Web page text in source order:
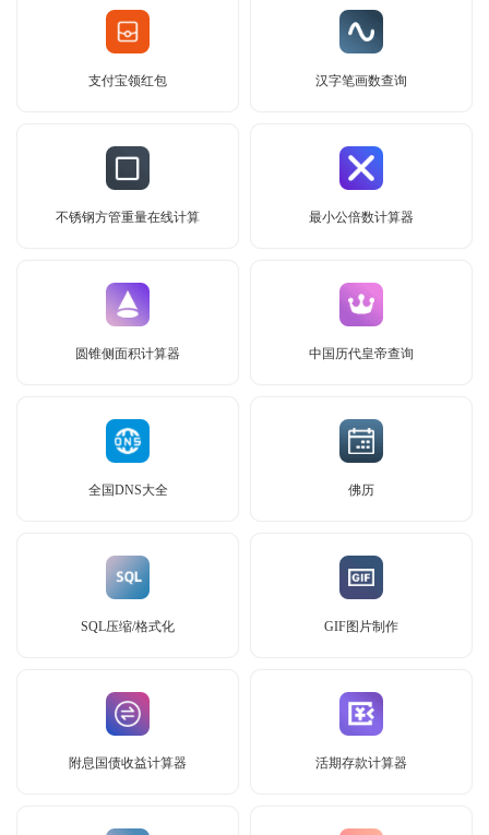
支付宝领红包 汉字笔画数查询
不锈钢方管重量在线计算 最小公倍数计算器
圆锥侧面积计算器 中国历代皇帝查询
全国DNS大全 佛历
SQL压缩/格式化 GIF图片制作
附息国债收益计算器 活期存款计算器